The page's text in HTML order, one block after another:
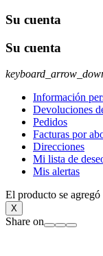
Su cuenta
Su cuenta
Información
Devoluciones
Pedidos
Facturas por
Direcciones
Mi lista de
Mis alertas
El producto se agregó
X
Share on